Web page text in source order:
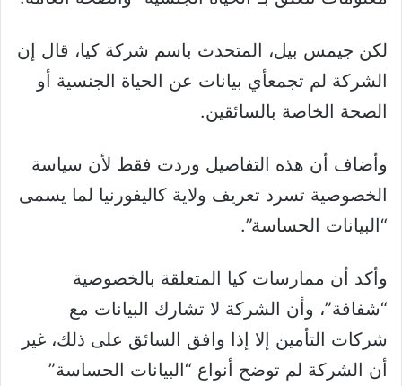
لكن جيمس بيل، المتحدث باسم شركة كيا، قال إن
الشركة لم تجمعأي بيانات عن الحياة الجنسية أو
الصحة الخاصة بالسائقين.
وأضاف أن هذه التفاصيل وردت فقط لأن سياسة
الخصوصية تسرد تعريف ولاية كاليفورنيا لما يسمى
“البيانات الحساسة”.
وأكد أن ممارسات كيا المتعلقة بالخصوصية
“شفافة”، وأن الشركة لا تشارك البيانات مع
شركات التأمين إلا إذا وافق السائق على ذلك، غير
أن الشركة لم توضح أنواع “البيانات الحساسة”